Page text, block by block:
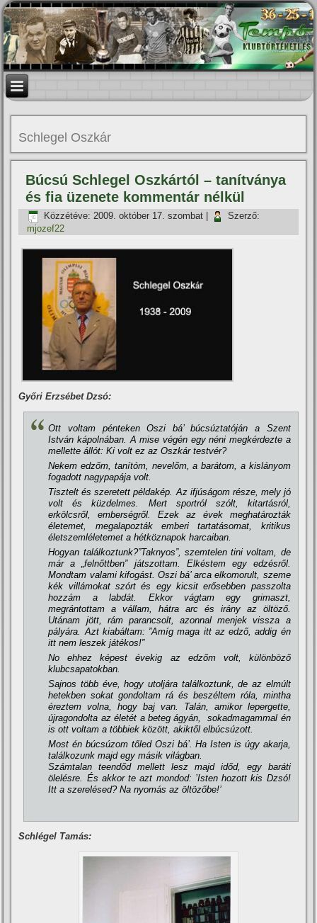
Schlegel Oszkár
Búcsú Schlegel Oszkártól – taní­tványa
és fia üzenete kommentár nélkül
Közzétéve: 2009. október 17. szombat
Szerző:
mjozef22
Győri Erzsébet Dzsó:
Ott voltam pénteken Oszi bá’ búcsúztatóján a Szent
István kápolnában. A mise végén egy néni megkérdezte a
mellette állót: Ki volt ez az Oszkár testvér?
Nekem edzőm, taní­tóm, nevelőm, a barátom, a kislányom
fogadott nagypapája volt.
Tisztelt és szeretett példakép. Az ifjúságom része, mely jó
volt és küzdelmes. Mert sportról szólt, kitartásról,
erkölcsről, emberségről. Ezek az évek meghatározták
életemet, megalapozták emberi tartatásomat, kritikus
életszemléletemet a hétköznapok harcaiban.
Hogyan találkoztunk?”Taknyos”, szemtelen tini voltam, de
már a „felnőttben” játszottam. Elkéstem egy edzésről.
Mondtam valami kifogást. Oszi bá’ arca elkomorult, szeme
kék villámokat szórt és egy kicsit erősebben passzolta
hozzám a labdát. Ekkor vágtam egy grimaszt,
megrántottam a vállam, hátra arc és irány az öltöző.
Utánam jött, rám parancsolt, azonnal menjek vissza a
pályára. Azt kiabáltam: ”Amí­g maga itt az edző, addig én
itt nem leszek játékos!”
No ehhez képest évekig az edzőm volt, különböző
klubcsapatokban.
Sajnos több éve, hogy utoljára találkoztunk, de az elmúlt
hetekben sokat gondoltam rá és beszéltem róla, mintha
éreztem volna, hogy baj van. Talán, amikor lepergette,
újragondolta az életét a beteg ágyán, sokadmagammal én
is ott voltam a többiek között, akiktől elbúcsúzott.
Most én búcsúzom tőled Oszi bá’. Ha Isten is úgy akarja,
találkozunk majd egy másik világban.
Számtalan teendőd mellett lesz majd időd, egy baráti
ölelésre. És akkor te azt mondod: ’Isten hozott kis Dzsó!
Itt a szerelésed? Na nyomás az öltözőbe!’
Schlégel Tamás: